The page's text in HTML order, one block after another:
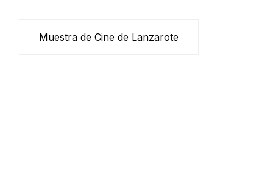
Muestra de Cine de Lanzarote